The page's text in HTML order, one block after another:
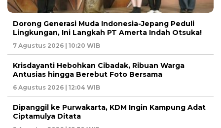
Dorong Generasi Muda Indonesia-Jepang Peduli
Lingkungan, Ini Langkah PT Amerta Indah Otsuka!
7 Agustus 2026 | 10:20 WIB
Krisdayanti Hebohkan Cibadak, Ribuan Warga
Antusias hingga Berebut Foto Bersama
6 Agustus 2026 | 12:04 WIB
Dipanggil ke Purwakarta, KDM Ingin Kampung Adat
Ciptamulya Ditata